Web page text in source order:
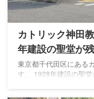
カトリック神田
年建設の聖堂が
東京都千代田区にある
す。 1928年建設の聖堂